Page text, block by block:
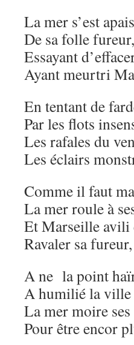
La mer s’est
De sa folle
Essayant
Ayant meurtri
En tentant de
Par les flots
Les rafales du
Les éclairs
Comme il faut
La mer roule à
Et Marseille avili
Ravaler sa
A ne la point
A humilié la ville
La mer moire
Pour être encor